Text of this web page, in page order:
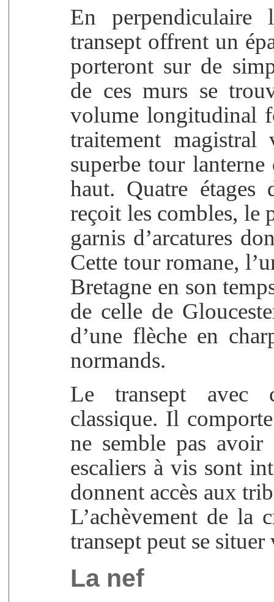
En
transept offrent un
porteront sur de
de ces murs se
volume longitudinal
traitement
superbe tour
haut. Quatre
reçoit les combles, le
garnis d’arcatures
Cette tour romane,
Bretagne en son
de celle de
d’une flèche en
normands.
Le transept avec
classique. Il
ne semble pas
escaliers à vis sont
donnent accès aux
L’achèvement de la
transept peut se situer
La nef